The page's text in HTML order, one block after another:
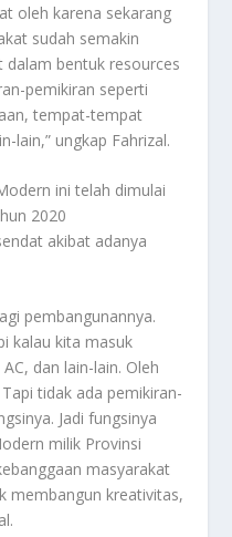
oleh karena sekarang
sudah semakin
bentuk resources
pemikiran seperti
tempat-tempat
lain,” ungkap Fahrizal.
ini telah dimulai
2020
akibat adanya
pembangunannya.
kalau kita masuk
dan lain-lain. Oleh
tidak ada pemikiran-
Jadi fungsinya
milik Provinsi
masyarakat
membangun kreativitas,